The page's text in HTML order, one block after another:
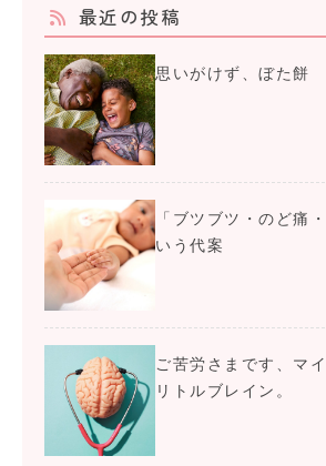
最近の投稿
思いがけず、ぼた餅
「ブツブツ・のど痛
いう代案
ご苦労さまです、マ
リトルブレイン。